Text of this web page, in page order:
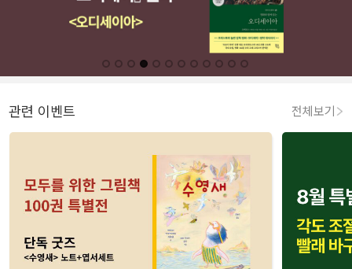
관련 이벤트 전체보기